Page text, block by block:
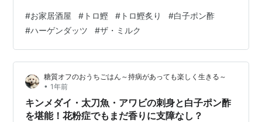
が、【トロ鰹】（戻り鰹）は秋が旬じゃなかったか？と
思い、冷凍技術も良くなっているとも聞くし、冷凍の物
か？ 又は昨今の海水温の変化で水揚げされる魚種や地域
が変わっている影響で、時期を間違えて戻って来ちゃっ
たのか？などと考えてはみたものの、見た目の脂ののり
具合に結局【トロ鰹】を選択しましたｗ 【トロ鰹…
#お家居酒屋 # トロ鰹 # トロ鰹炙り #白子ポン酢
#ハーゲンダッツ #ザ・ミルク
糖質オフのおうちごはん～持病があっても楽しく生きる～
• 1年前
キンメダイ・太刀魚・アワビの刺身と白子ポン酢
を堪能！花粉症でもまだ香りに支障なし？